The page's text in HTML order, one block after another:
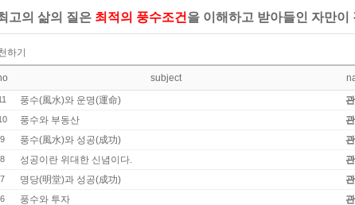
고의 삶의 질은 최적의 풍수조건 을 이해하고 받아들인 자만이
하기
subject
풍수(風水)와 운명(運命)
풍수와 부동산
9 풍수(風水)와 성공(成功)
8 성공이란 위대한 신념이다.
7 명당(明堂)과 성공(成功)
6 풍수와 투자